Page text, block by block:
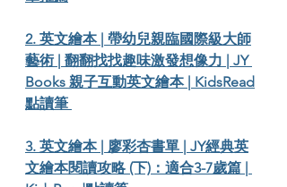
2. 英文繪本 | 帶幼兒親臨國際級大師
藝術 | 翻翻找找趣味激發想像力 | JY
Books 親子互動英文繪本 | KidsRead
點讀筆
3. 英文繪本 | 廖彩杏書單 | JY經典英
文繪本閱讀攻略 (下)：適合3-7歲篇 |